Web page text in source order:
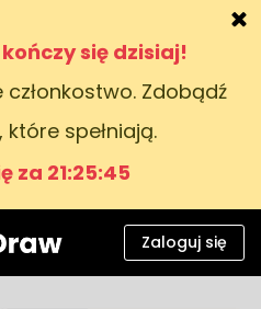
się dzisiaj!
członkostwo. Zdobądź
spełniają.
za 21:25:44
Zaloguj się